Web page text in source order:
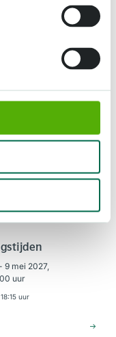
9 mei 2027,
uur
uur